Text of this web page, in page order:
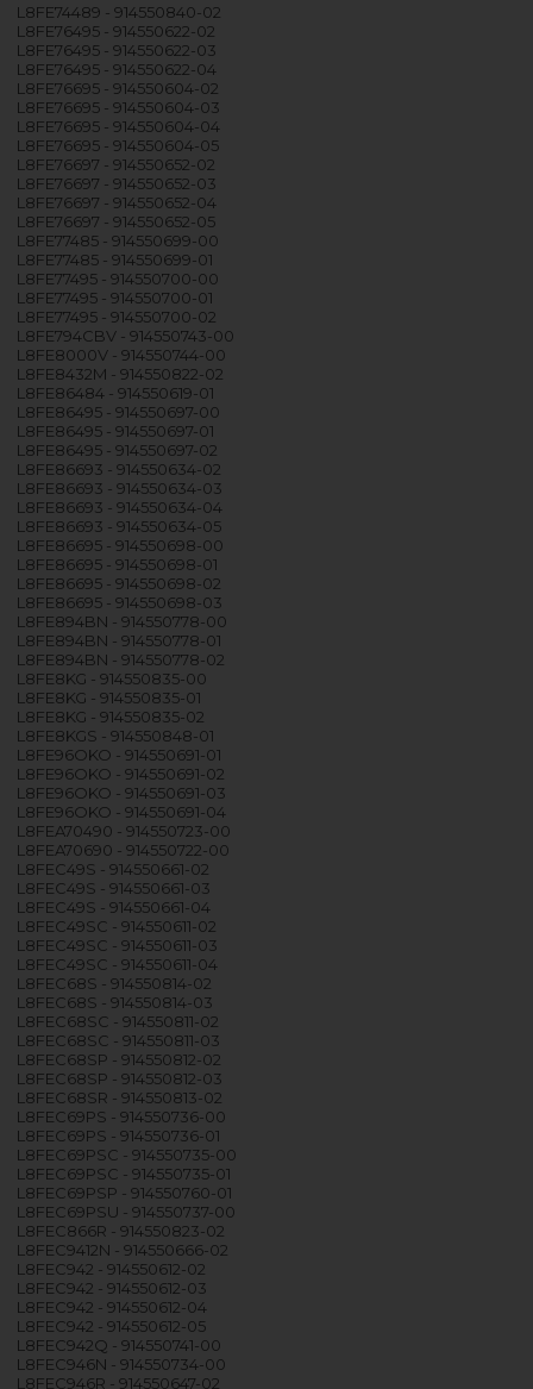
L8FE74489 - 914550840-02
L8FE76495 - 914550622-02
L8FE76495 - 914550622-03
L8FE76495 - 914550622-04
L8FE76695 - 914550604-02
L8FE76695 - 914550604-03
L8FE76695 - 914550604-04
L8FE76695 - 914550604-05
L8FE76697 - 914550652-02
L8FE76697 - 914550652-03
L8FE76697 - 914550652-04
L8FE76697 - 914550652-05
L8FE77485 - 914550699-00
L8FE77485 - 914550699-01
L8FE77495 - 914550700-00
L8FE77495 - 914550700-01
L8FE77495 - 914550700-02
L8FE794CBV - 914550743-00
L8FE8000V - 914550744-00
L8FE8432M - 914550822-02
L8FE86484 - 914550619-01
L8FE86495 - 914550697-00
L8FE86495 - 914550697-01
L8FE86495 - 914550697-02
L8FE86693 - 914550634-02
L8FE86693 - 914550634-03
L8FE86693 - 914550634-04
L8FE86693 - 914550634-05
L8FE86695 - 914550698-00
L8FE86695 - 914550698-01
L8FE86695 - 914550698-02
L8FE86695 - 914550698-03
L8FE894BN - 914550778-00
L8FE894BN - 914550778-01
L8FE894BN - 914550778-02
L8FE8KG - 914550835-00
L8FE8KG - 914550835-01
L8FE8KG - 914550835-02
L8FE8KGS - 914550848-01
L8FE96OKO - 914550691-01
L8FE96OKO - 914550691-02
L8FE96OKO - 914550691-03
L8FE96OKO - 914550691-04
L8FEA70490 - 914550723-00
L8FEA70690 - 914550722-00
L8FEC49S - 914550661-02
L8FEC49S - 914550661-03
L8FEC49S - 914550661-04
L8FEC49SC - 914550611-02
L8FEC49SC - 914550611-03
L8FEC49SC - 914550611-04
L8FEC68S - 914550814-02
L8FEC68S - 914550814-03
L8FEC68SC - 914550811-02
L8FEC68SC - 914550811-03
L8FEC68SP - 914550812-02
L8FEC68SP - 914550812-03
L8FEC68SR - 914550813-02
L8FEC69PS - 914550736-00
L8FEC69PS - 914550736-01
L8FEC69PSC - 914550735-00
L8FEC69PSC - 914550735-01
L8FEC69PSP - 914550760-01
L8FEC69PSU - 914550737-00
L8FEC866R - 914550823-02
L8FEC9412N - 914550666-02
L8FEC942 - 914550612-02
L8FEC942 - 914550612-03
L8FEC942 - 914550612-04
L8FEC942 - 914550612-05
L8FEC942Q - 914550741-00
L8FEC946N - 914550734-00
L8FEC946R - 914550647-02